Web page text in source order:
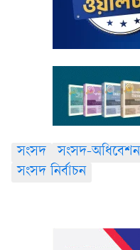
সংসদ সংসদ-অধিবেশন
সংসদ নির্বাচন